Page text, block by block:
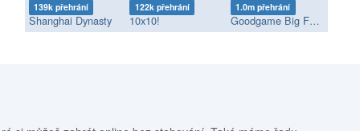
139k přehrání
Shanghai Dynasty
122k přehrání
10x10!
1.0m přehrání
Goodgame Big Farm